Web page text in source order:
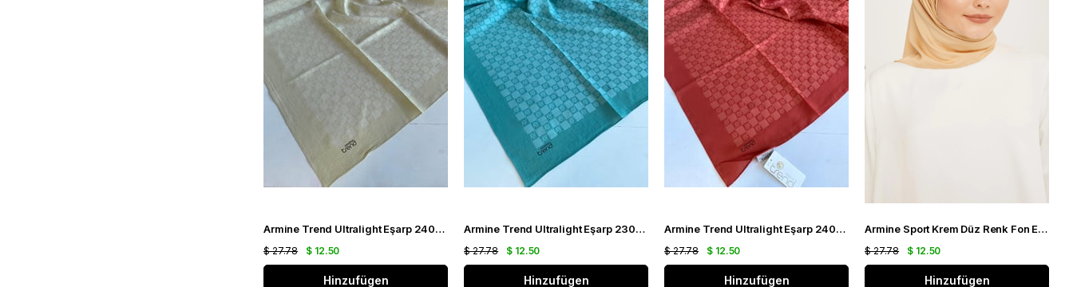
Armine Trend Ultralight Eşarp 24015 Açık Sarı
$ 12.50
$ 27.78
Hinzufügen
Armine Trend Ultralight Eşarp 23044 Su Yeşili
$ 12.50
$ 27.78
Hinzufügen
Armine Trend Ultralight Eşarp 24038 Turuncu
$ 12.50
$ 27.78
Hinzufügen
Armine Sport Krem Düz Renk Fon Eşarp 323
$ 12.50
$ 27.78
Hinzufügen